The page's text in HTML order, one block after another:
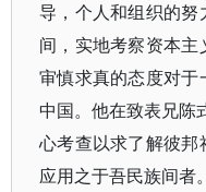
导，个人和组织的
间，实地考察资本
审慎求真的态度对
中国。他在致表兄陈
心考查以求了解彼
应用之于吾民族间者